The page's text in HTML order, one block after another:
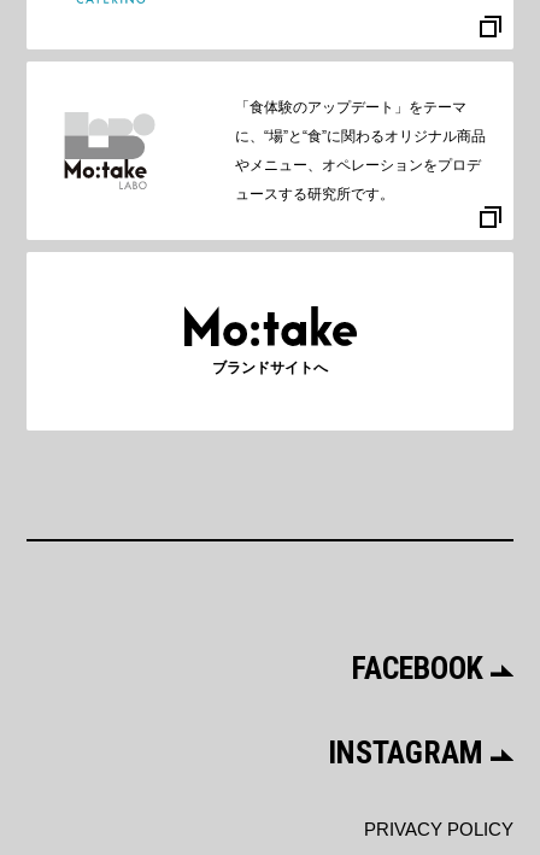
「食体験のアップデート」をテーマ
に、“場”と“食”に関わるオリジナル商品
やメニュー、オペレーションをプロデ
ュースする研究所です。
ブランドサイトへ
FACEBOOK
INSTAGRAM
PRIVACY POLICY